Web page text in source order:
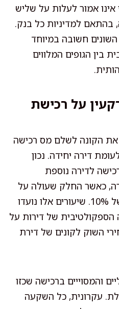
אמור לעלות על שליש
בהתאם למדיניות כל בנק.
השונים חשובה במיוחד
בין הגופים המלווים
על רכישת
את הקונה לשלם מס רכישה
דירה יחידה. נכון
הרכישה לדירה נוספת
משווי הדירה, כאשר החלק שעולה על
סכום מסוים יחויב בשיעור של 10%. שיעורים אלו נועדו
של דירות על
השוק לקונים של דירת
והמסוייים ברכישה שכזו
עקרונית, כל השקעה